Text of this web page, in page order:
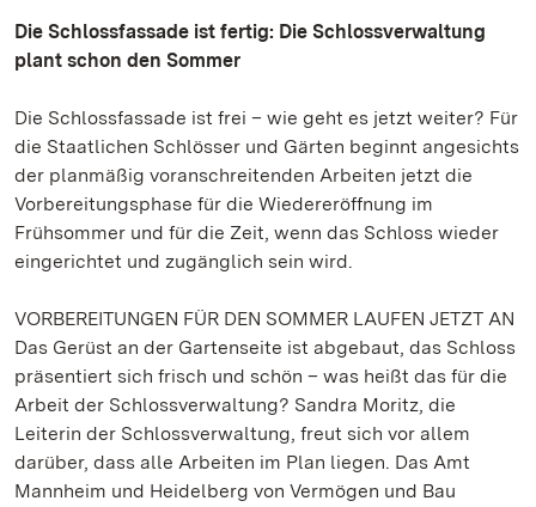
Die Schlossfassade ist fertig: Die Schlossverwaltung
plant schon den Sommer
Die Schlossfassade ist frei – wie geht es jetzt weiter? Für
die Staatlichen Schlösser und Gärten beginnt angesichts
der planmäßig voranschreitenden Arbeiten jetzt die
Vorbereitungsphase für die Wiedereröffnung im
Frühsommer und für die Zeit, wenn das Schloss wieder
eingerichtet und zugänglich sein wird.
VORBEREITUNGEN FÜR DEN SOMMER LAUFEN JETZT AN
Das Gerüst an der Gartenseite ist abgebaut, das Schloss
präsentiert sich frisch und schön – was heißt das für die
Arbeit der Schlossverwaltung? Sandra Moritz, die
Leiterin der Schlossverwaltung, freut sich vor allem
darüber, dass alle Arbeiten im Plan liegen. Das Amt
Mannheim und Heidelberg von Vermögen und Bau